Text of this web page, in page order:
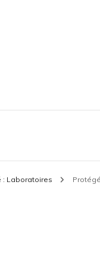
: Laboratoires